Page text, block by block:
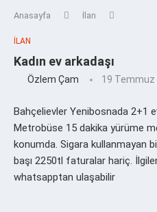
Anasayfa İlan
İLAN
Kadın ev arkadaşı
Özlem Çam 19 Temmuz
Bahçelievler Yenibosnada 2+1
Metrobüse 15 dakika yürüme
konumda. Sigara kullanmayan
başı 2250tl faturalar hariç.
whatsapptan ulaşabilir